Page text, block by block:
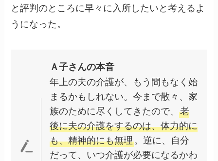
と評判のところに早々に入所したいと考えるよ
うになった。
Ａ子さんの本音
年上の夫の介護が、もう間もなく始
まるかもしれない。今まで散々、家
族のために尽くしてきたので、老
後に夫の介護をするのは、体力的に
も、精神的にも無理。逆に、自分
だって、いつ介護が必要になるかわ